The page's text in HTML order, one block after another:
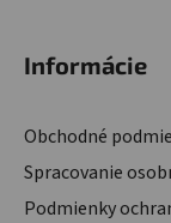
Informácie
Obchodné
Spracovanie
Podmienky